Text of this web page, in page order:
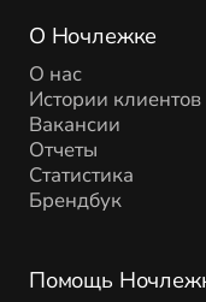
О Ночлежке
О нас
Истории клиентов
Вакансии
Отчеты
Статистика
Брендбук
Помощь